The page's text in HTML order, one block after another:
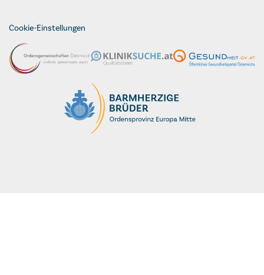
Cookie-Einstellungen